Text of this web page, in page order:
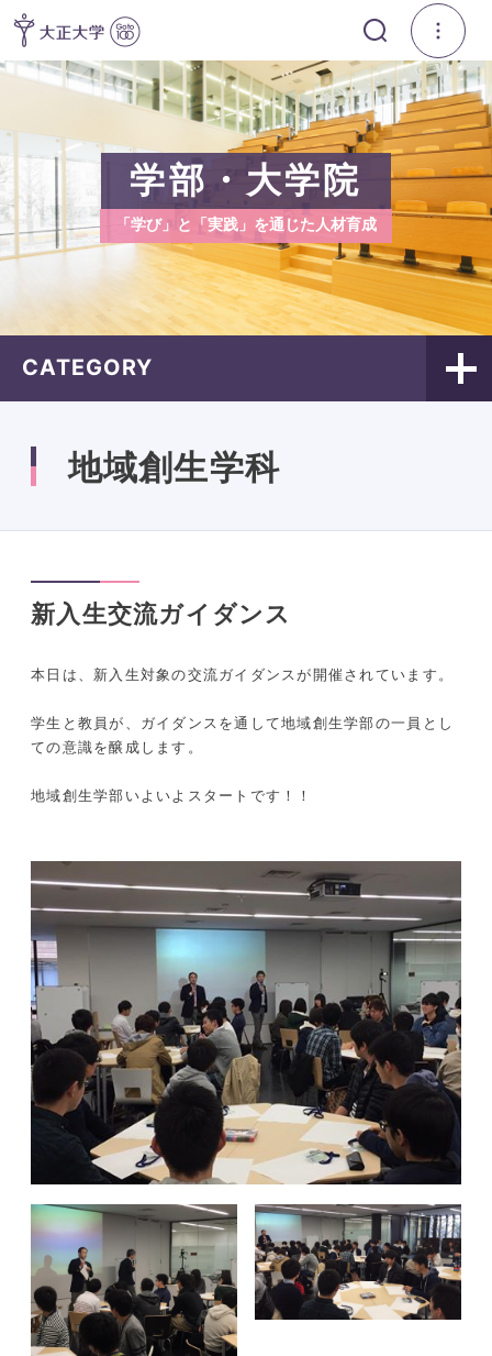
学部・大学院
「学び」と「実践」を通じた人材育成
CATEGORY
地域創生学科
新入生交流ガイダンス
本日は、新入生対象の交流ガイダンスが開催されています。
学生と教員が、ガイダンスを通して地域創生学部の一員とし
ての意識を醸成します。
地域創生学部いよいよスタートです！！